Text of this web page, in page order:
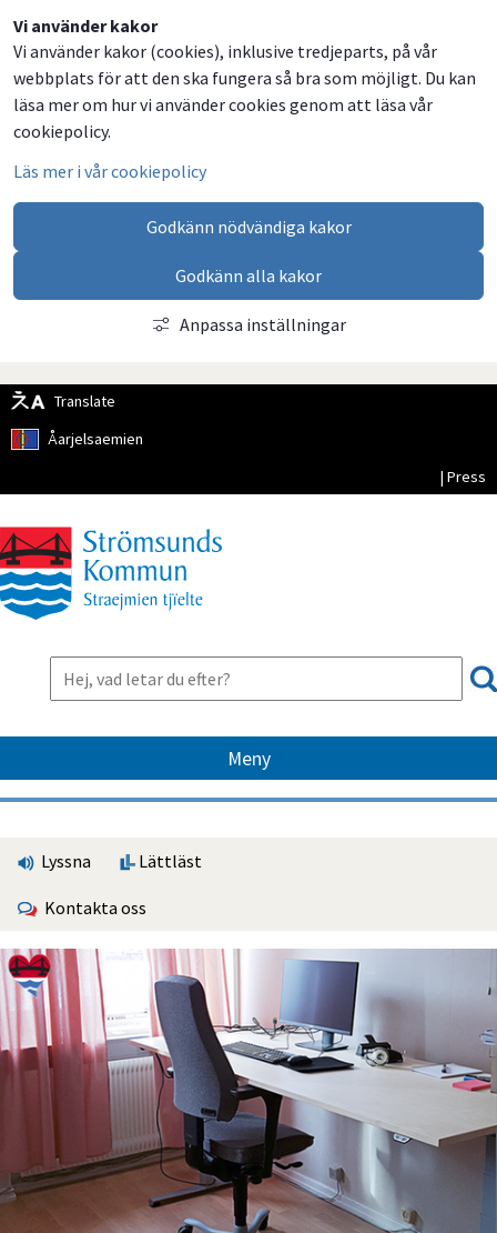
Vi använder kakor
Vi använder kakor (cookies), inklusive tredjeparts, på vår
webbplats för att den ska fungera så bra som möjligt. Du kan
läsa mer om hur vi använder cookies genom att läsa vår
cookiepolicy.
Läs mer i vår cookiepolicy
Godkänn nödvändiga kakor
Godkänn alla kakor
Anpassa inställningar
Translate
Åarjelsaemien
| Press
Meny
Lyssna Lättläst
Kontakta oss
Dela
på
Facebook
Dela
på
Twitter
Dela
på
LinkedIn
Dela
via
email